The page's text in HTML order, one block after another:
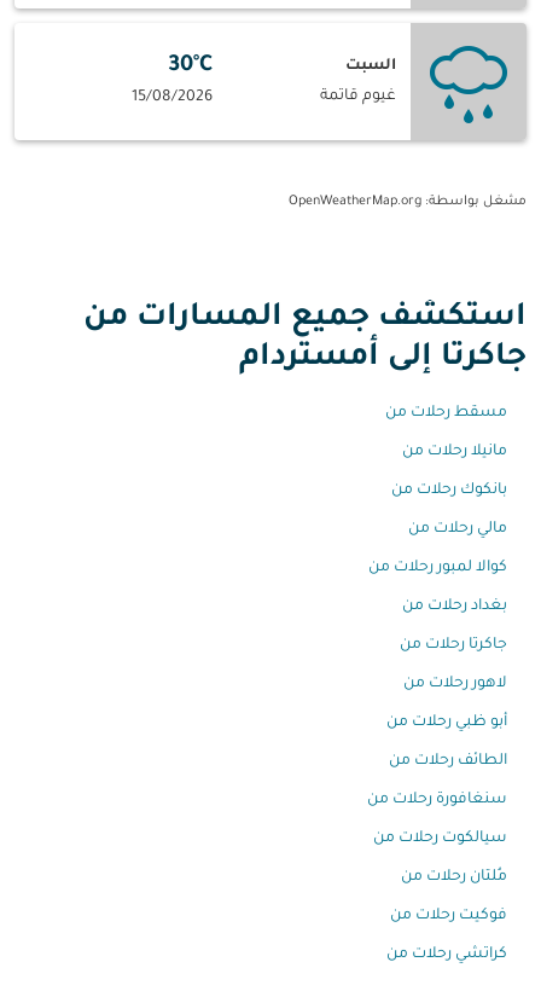
السبت
غيوم قاتمة
30°C
15/08/2026
مشغل بواسطة: OpenWeatherMap.org
استكشف جميع المسارات من
جاكرتا إلى أمستردام
مسقط رحلات من
مانيلا رحلات من
بانكوك رحلات من
مالي رحلات من
كوالا لمبور رحلات من
بغداد رحلات من
جاكرتا رحلات من
لاهور رحلات من
أبو ظبي رحلات من
الطائف رحلات من
سنغافورة رحلات من
سيالكوت رحلات من
مُلتان رحلات من
فوكيت رحلات من
كراتشي رحلات من